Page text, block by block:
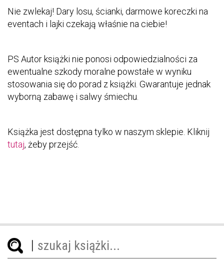
Nie zwlekaj! Dary losu, ścianki, darmowe koreczki na
eventach i lajki czekają właśnie na ciebie!
PS Autor książki nie ponosi odpowiedzialności za
ewentualne szkody moralne powstałe w wyniku
stosowania się do porad z książki. Gwarantuje jednak
wyborną zabawę i salwy śmiechu.
Książka jest dostępna tylko w naszym sklepie. Kliknij
tutaj, żeby przejść.